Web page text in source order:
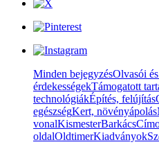
Minden bejegyzésOlvasói
érdekességekTámogatott
technológiákÉpítés, felújítás
egészségKert, növényápolás
vonalKismesterBarkács
oldalOldtimerKiadványok